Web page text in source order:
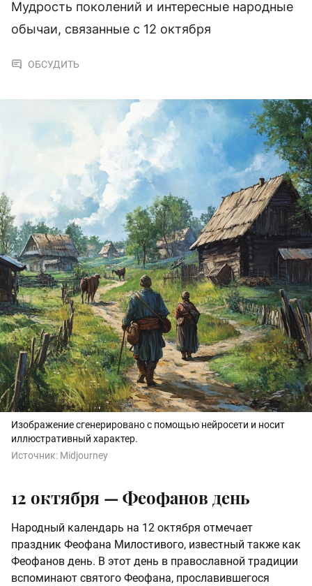
Мудрость поколений и интересные народные
обычаи, связанные с 12 октября
ОБСУДИТЬ
Изображение сгенерировано с помощью нейросети и носит
иллюстративный характер.
Источник: Midjourney
12 октября — Феофанов день
Народный календарь на 12 октября отмечает
праздник Феофана Милостивого, известный также как
Феофанов день. В этот день в православной традиции
вспоминают святого Феофана, прославившегося